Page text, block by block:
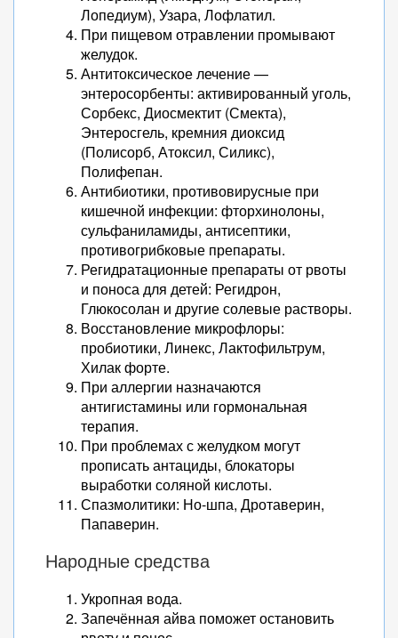
Лопедиум), Узара, Лофлатил.
При пищевом отравлении промывают
желудок.
Антитоксическое лечение —
энтеросорбенты: активированный уголь,
Сорбекс, Диосмектит (Смекта),
Энтеросгель, кремния диоксид
(Полисорб, Атоксил, Силикс),
Полифепан.
Антибиотики, противовирусные при
кишечной инфекции: фторхинолоны,
сульфаниламиды, антисептики,
противогрибковые препараты.
Регидратационные препараты от рвоты
и поноса для детей: Регидрон,
Глюкосолан и другие солевые растворы.
Восстановление микрофлоры:
пробиотики, Линекс, Лактофильтрум,
Хилак форте.
При аллергии назначаются
антигистамины или гормональная
терапия.
При проблемах с желудком могут
прописать антациды, блокаторы
выработки соляной кислоты.
Спазмолитики: Но-шпа, Дротаверин,
Папаверин.
Народные средства
Укропная вода.
Запечённая айва поможет остановить